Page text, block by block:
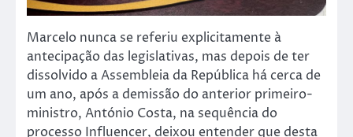
Marcelo nunca se referiu explicitamente à
antecipação das legislativas, mas depois de ter
dissolvido a Assembleia da República há cerca de
um ano, após a demissão do anterior primeiro-
ministro, António Costa, na sequência do
processo Influencer, deixou entender que desta